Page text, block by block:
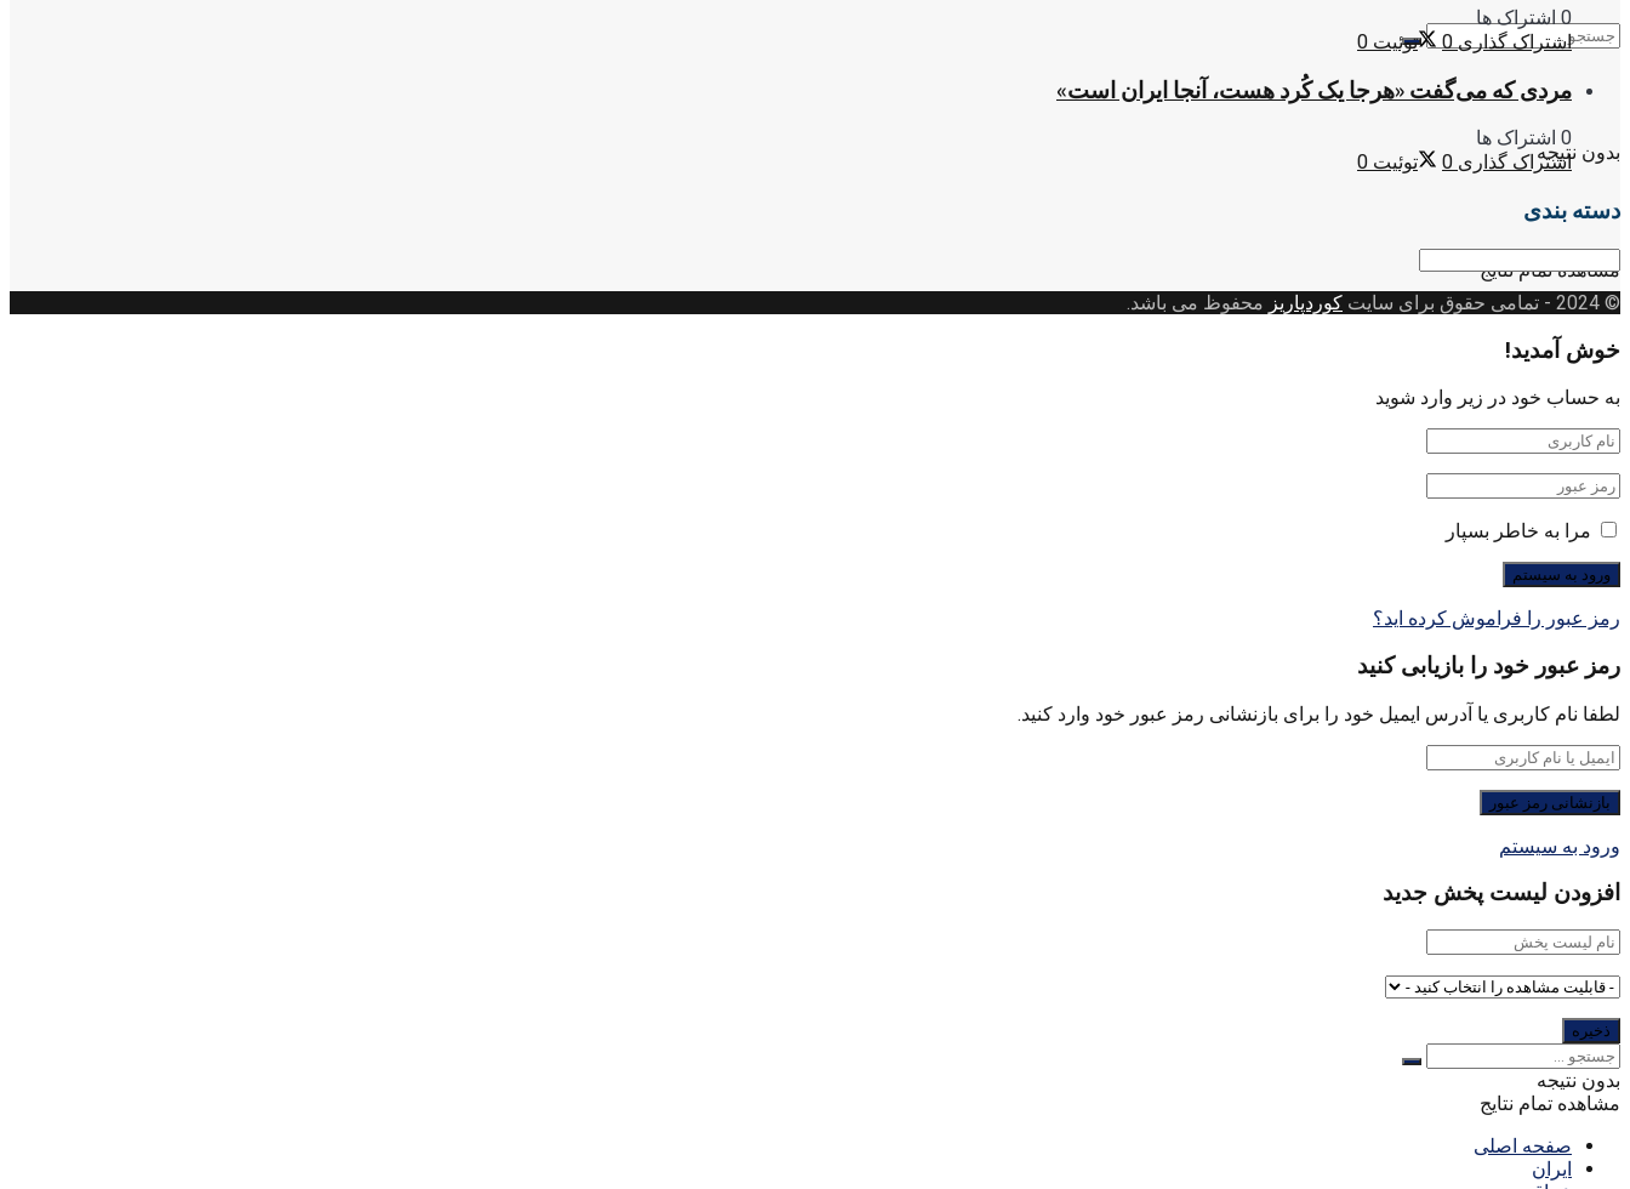
بدون نتیجه
مشاهده تمام نتایج
0 اشتراک ها
اشتراک گذاری 0 توئیت 0
مردی که می‌گفت «هرجا یک کُرد هست، آنجا ایران است»
0 اشتراک ها
اشتراک گذاری 0 توئیت 0
دسته بندی
دسته
بندی
© 2024
- تمامی حقوق برای سایت کوردپاریز محفوظ می باشد.
خوش آمدید!
به حساب خود در زیر وارد شوید
مرا به خاطر بسپار
رمز عبور را فراموش کرده اید؟
رمز عبور خود را بازیابی کنید
لطفا نام کاربری یا آدرس ایمیل خود را برای بازنشانی رمز عبور خود وارد کنید.
ورود به سیستم
افزودن لیست پخش جدید
بدون نتیجه
مشاهده تمام نتایج
صفحه اصلی
ایران